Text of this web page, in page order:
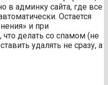
в админку сайта, где все
Остается
и при
делать со спамом (не
удалять не сразу, а